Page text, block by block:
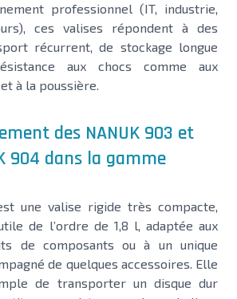
professionnel (IT, industrie,
ces valises répondent à des
récurrent, de stockage longue
aux chocs comme aux
à la poussière.
des NANUK 903 et
904 dans la gamme
une valise rigide très compacte,
de l’ordre de 1,8 l, adaptée aux
de composants ou à un unique
de quelques accessoires. Elle
de transporter un disque dur